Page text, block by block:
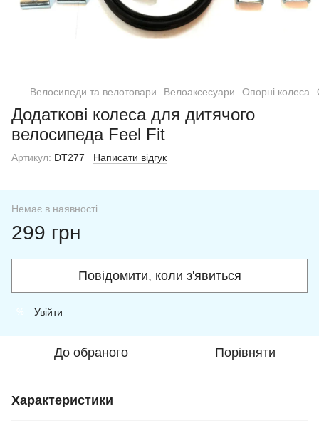
Велосипеди та велотовари Велоаксесуари Опорні колеса
Додаткові колеса для дитячого
велосипеда Feel Fit
Артикул: DT277 Написати відгук
Немає в наявності
299 грн
Повідомити, коли з'явиться
Увійти
До обраного Порівняти
Характеристики